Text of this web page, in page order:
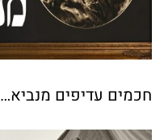
חכמים עדיפים מנביא…